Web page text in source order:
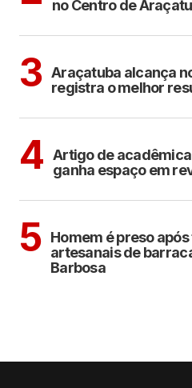
no Centro de
3 Araçatuba alcança
registra o melhor
4 Artigo de
ganha espaço em
5 Homem é preso
artesanais de
Barbosa